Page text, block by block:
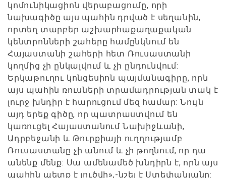
կոմունիկացիոն վերաբացումը, որի
նախագիծը այս պահին դրված է սեղանին,
որտեղ տարբեր աշխարհաքաղաքական
կենտրոնների շահերը համընկնում են
Հայաստանի շահերի հետ Ռուսաստանի
կողմից չի ընկալվում և չի ընդունվում:
Երկաթուղու կոնցեսիոն պայմանագիրը, որն
այս պահին ռուսների տրամադրության տակ է
լուրջ խնդիր է հարուցում մեզ համար: Նույն
այդ երեք գիծը, որ պատրաստվում են
կառուցել Հայաստանում Նախիջևանի,
Ադրբեջանի և Թուրքիայի ուղղությամբ
Ռուսաստանը չի անում և չի թողնում, որ դա
անենք մենք: Սա ամենամեծ խնդիրն է, որն այս
պահին պետք է լուծվի»,-նշել է Ստեփանյանը: